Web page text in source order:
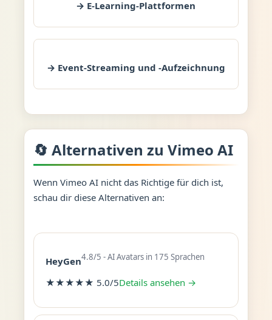
→ E-Learning-Plattformen
→ Event-Streaming und -Aufzeichnung
🔄 Alternativen zu Vimeo AI
Wenn Vimeo AI nicht das Richtige für dich ist,
schau dir diese Alternativen an:
HeyGen4.8/5 - AI Avatars in 175 Sprachen
★★★★★ 5.0/5Details ansehen →